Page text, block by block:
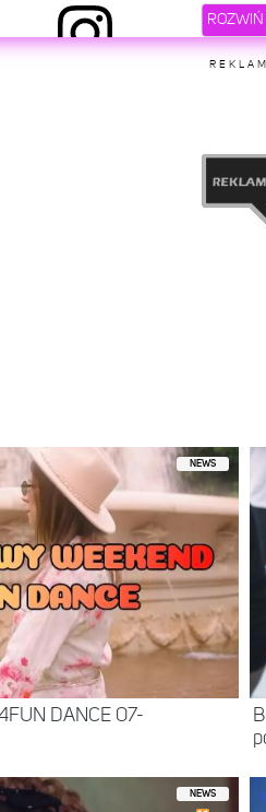
przez sanah (@sanahmusic)
NEWS
DANCE 07-
NEWS